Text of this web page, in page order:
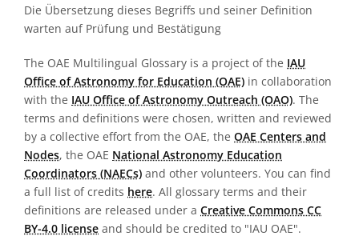
Die Übersetzung dieses Begriffs und seiner Definition
warten auf Prüfung und Bestätigung
The OAE Multilingual Glossary is a project of the IAU
Office of Astronomy for Education (OAE) in collaboration
with the IAU Office of Astronomy Outreach (OAO). The
terms and definitions were chosen, written and reviewed
by a collective effort from the OAE, the OAE Centers and
Nodes, the OAE National Astronomy Education
Coordinators (NAECs) and other volunteers. You can find
a full list of credits here. All glossary terms and their
definitions are released under a Creative Commons CC
BY-4.0 license and should be credited to "IAU OAE".